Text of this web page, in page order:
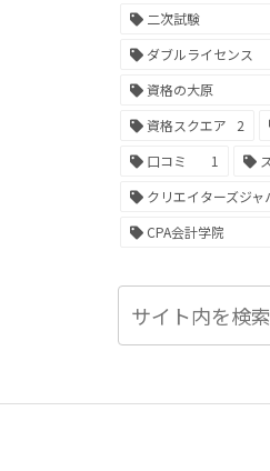
二次試験
ダブルライセンス
資格の大原
資格スクエア
2
口コミ
1
クリエイターズジャ
CPA会計学院